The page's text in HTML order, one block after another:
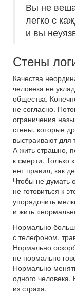
Вы не
легко с
и вы
Стены
Качества
человека не
общества.
не согласно.
ограничения
стены, которые
выстраивают для
А жить страшно,
к смерти. Только
нет правил, как
Чтобы не думать
не готовиться к
упорядочить
и жить
Нормально
с телефоном,
Нормально
не нормально
Нормально
одного
из страха.